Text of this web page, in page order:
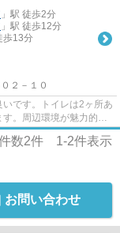
」駅 徒歩2分
」駅 徒歩12分
歩13分
２－１０
です。トイレは2ヶ所あ
。周辺環境が魅力的な
数2件 1-2件表示
お問い合わせ